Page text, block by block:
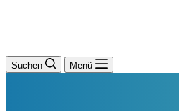
Suchen Menü